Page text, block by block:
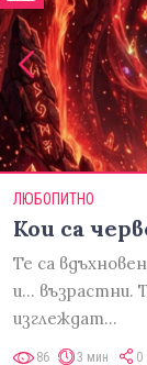
ЛЮБОПИТНО
Кои са
Те са
и... възрастни.
изглеждат…
86 3 мин 0